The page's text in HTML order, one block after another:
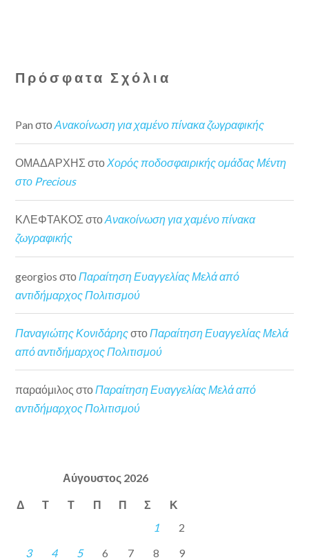
Πρόσφατα Σχόλια
Pan στοΑνακοίνωση για χαμένο πίνακα ζωγραφικής
ΟΜΑΔΑΡΧΗΣ στοΧορός ποδοσφαιρικής ομάδας Μέντη
στο Precious
ΚΛΕΦΤΑΚΟΣ στοΑνακοίνωση για χαμένο πίνακα
ζωγραφικής
georgios στο Παραίτηση Ευαγγελίας Μελά από
αντιδήμαρχος Πολιτισμού
Παναγιώτης ΚονιδάρηςστοΠαραίτηση Ευαγγελίας Μελά
από αντιδήμαρχος Πολιτισμού
παραόμιλος στοΠαραίτηση Ευαγγελίας Μελά από
αντιδήμαρχος Πολιτισμού
Αύγουστος 2026
Δ Τ Τ Π Π Σ Κ
1
2
3
4 5 6 7 8
9